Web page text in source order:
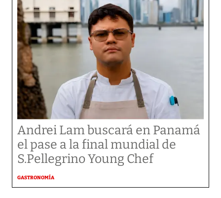
Andrei Lam buscará en Panamá
el pase a la final mundial de
S.Pellegrino Young Chef
GASTRONOMÍA